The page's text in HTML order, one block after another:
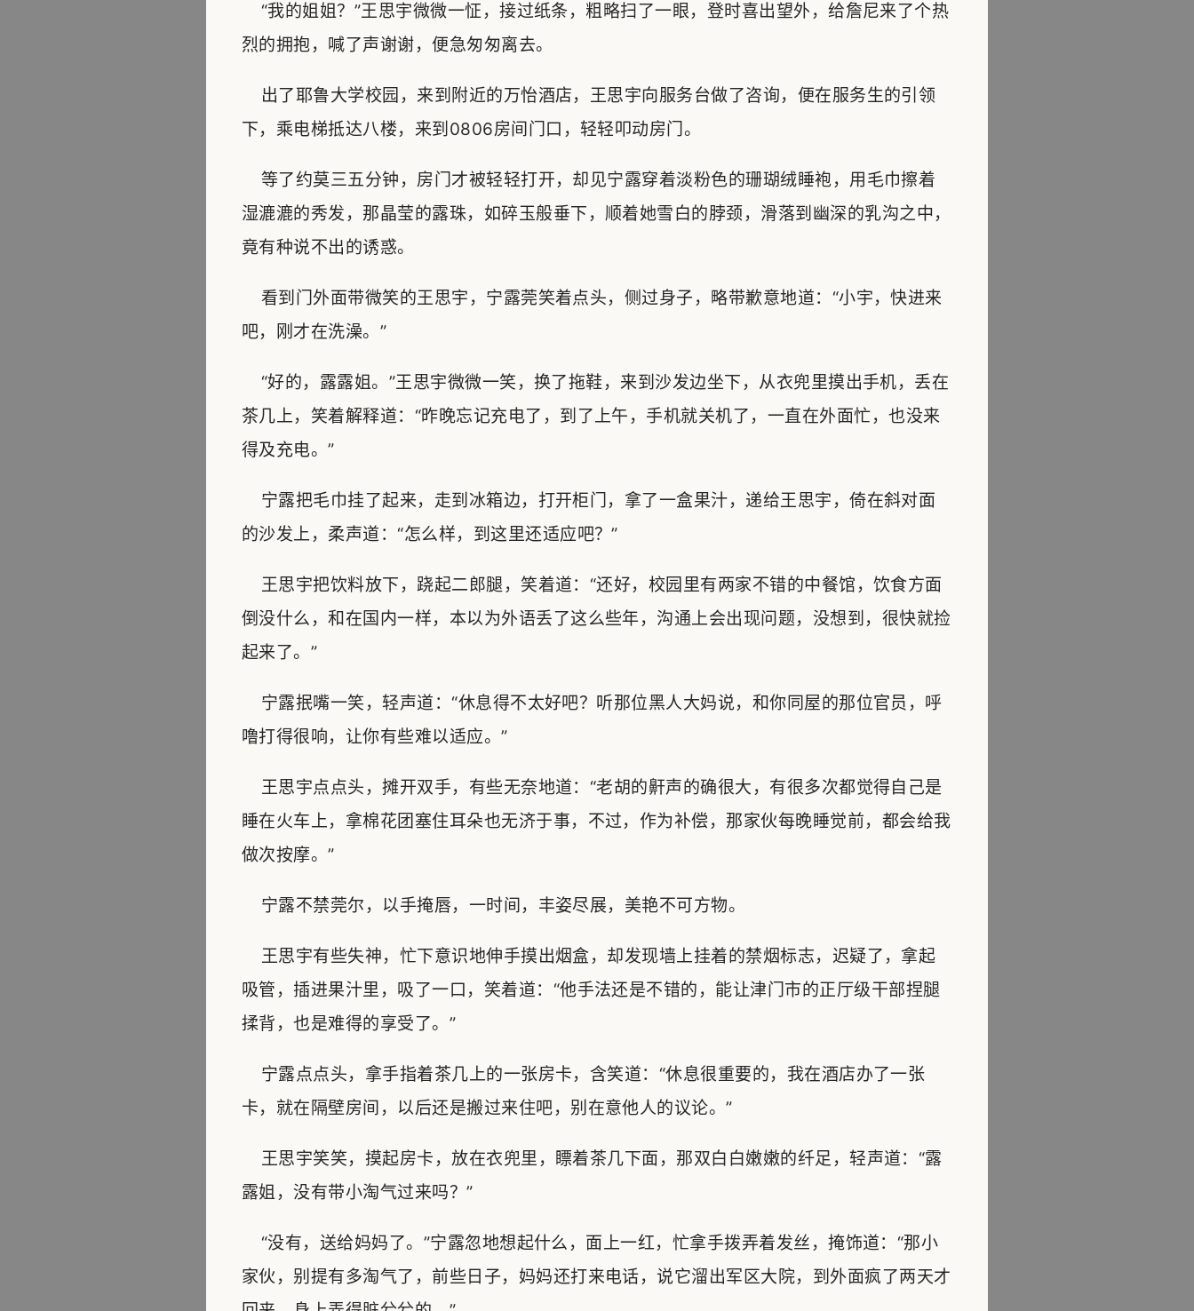
“我的姐姐？”王思宇微微一怔，接过纸条，粗略扫了一眼，登时喜出望外，给詹尼来了个热
烈的拥抱，喊了声谢谢，便急匆匆离去。
出了耶鲁大学校园，来到附近的万怡酒店，王思宇向服务台做了咨询，便在服务生的引领
下，乘电梯抵达八楼，来到0806房间门口，轻轻叩动房门。
等了约莫三五分钟，房门才被轻轻打开，却见宁露穿着淡粉色的珊瑚绒睡袍，用毛巾擦着
湿漉漉的秀发，那晶莹的露珠，如碎玉般垂下，顺着她雪白的脖颈，滑落到幽深的乳沟之中，
竟有种说不出的诱惑。
看到门外面带微笑的王思宇，宁露莞笑着点头，侧过身子，略带歉意地道：“小宇，快进来
吧，刚才在洗澡。”
“好的，露露姐。”王思宇微微一笑，换了拖鞋，来到沙发边坐下，从衣兜里摸出手机，丢在
茶几上，笑着解释道：“昨晚忘记充电了，到了上午，手机就关机了，一直在外面忙，也没来
得及充电。”
宁露把毛巾挂了起来，走到冰箱边，打开柜门，拿了一盒果汁，递给王思宇，倚在斜对面
的沙发上，柔声道：“怎么样，到这里还适应吧？”
王思宇把饮料放下，跷起二郎腿，笑着道：“还好，校园里有两家不错的中餐馆，饮食方面
倒没什么，和在国内一样，本以为外语丢了这么些年，沟通上会出现问题，没想到，很快就捡
起来了。”
宁露抿嘴一笑，轻声道：“休息得不太好吧？听那位黑人大妈说，和你同屋的那位官员，呼
噜打得很响，让你有些难以适应。”
王思宇点点头，摊开双手，有些无奈地道：“老胡的鼾声的确很大，有很多次都觉得自己是
睡在火车上，拿棉花团塞住耳朵也无济于事，不过，作为补偿，那家伙每晚睡觉前，都会给我
做次按摩。”
宁露不禁莞尔，以手掩唇，一时间，丰姿尽展，美艳不可方物。
王思宇有些失神，忙下意识地伸手摸出烟盒，却发现墙上挂着的禁烟标志，迟疑了，拿起
吸管，插进果汁里，吸了一口，笑着道：“他手法还是不错的，能让津门市的正厅级干部捏腿
揉背，也是难得的享受了。”
宁露点点头，拿手指着茶几上的一张房卡，含笑道：“休息很重要的，我在酒店办了一张
卡，就在隔壁房间，以后还是搬过来住吧，别在意他人的议论。”
王思宇笑笑，摸起房卡，放在衣兜里，瞟着茶几下面，那双白白嫩嫩的纤足，轻声道：“露
露姐，没有带小淘气过来吗？”
“没有，送给妈妈了。”宁露忽地想起什么，面上一红，忙拿手拨弄着发丝，掩饰道：“那小
家伙，别提有多淘气了，前些日子，妈妈还打来电话，说它溜出军区大院，到外面疯了两天才